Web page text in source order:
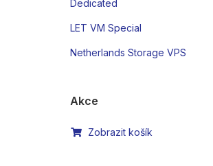
Dedicated
LET VM Special
Netherlands Storage VPS
Akce
Zobrazit košík